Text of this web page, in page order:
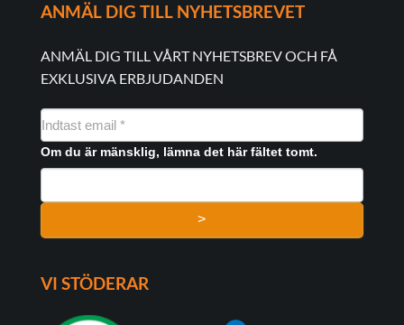
ANMÄL DIG TILL NYHETSBREVET
ANMÄL DIG TILL VÅRT NYHETSBREV OCH FÅ
EXKLUSIVA ERBJUDANDEN
NYHEDSMAIL
FORMULAR
Om du är mänsklig, lämna det här fältet tomt.
>
VI STÖDERAR